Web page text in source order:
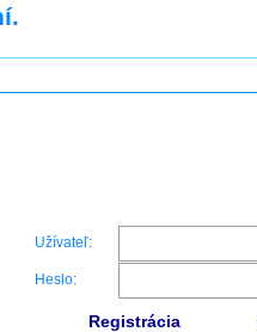
Užívateľ:
Heslo:
Registrácia